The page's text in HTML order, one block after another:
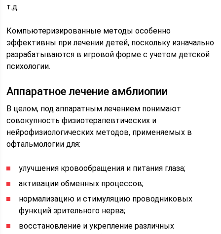
т.д.
Компьютеризированные методы особенно
эффективны при лечении детей, поскольку изначально
разрабатываются в игровой форме с учетом детской
психологии.
Аппаратное лечение амблиопии
В целом, под аппаратным лечением понимают
совокупность физиотерапевтических и
нейрофизиологических методов, применяемых в
офтальмологии для:
улучшения кровообращения и питания глаза;
активации обменных процессов;
нормализацию и стимуляцию проводниковых
функций зрительного нерва;
восстановление и укрепление различных